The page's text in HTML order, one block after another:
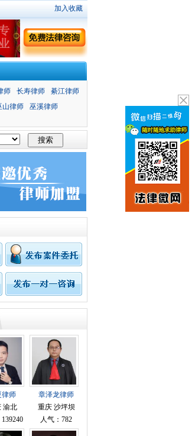
加入收藏
师 长寿律师
綦江律师
山律师
巫溪律师
律师
渝北
章泽龙律师
重庆 沙坪坝
人气：782